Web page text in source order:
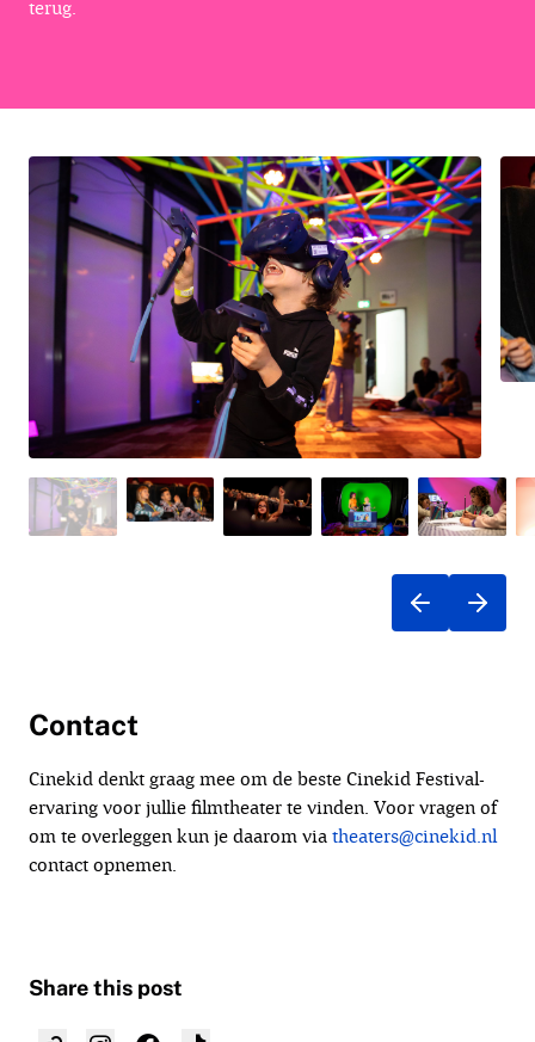
terug.
Contact
Cinekid denkt graag mee om de beste Cinekid Festival-
ervaring voor jullie filmtheater te vinden. Voor vragen of
om te overleggen kun je daarom viatheaters@cinekid.nl
contact opnemen.
Share this post